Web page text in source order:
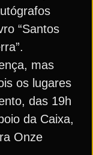
“Santos
mas
os lugares
das 19h
da Caixa,
Onze